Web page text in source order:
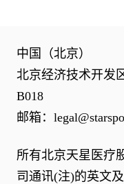
中国（北京）
北京经济技术开发
B018
邮箱：
所有北京天星医疗
司通讯(注)的英文